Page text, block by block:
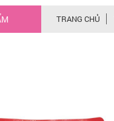
TRANG CHỦ